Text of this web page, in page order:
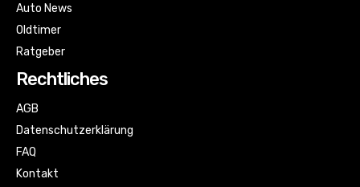
Auto News
Oldtimer
Ratgeber
Rechtliches
AGB
Datenschutzerklärung
FAQ
Kontakt